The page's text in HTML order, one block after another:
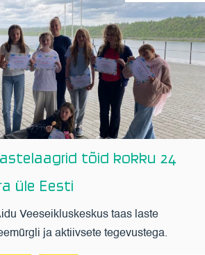
tõid kokku 24
üle Eesti
Veeseikluskeskus taas laste
ja aktiivsete tegevustega.